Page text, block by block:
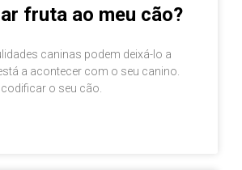
fruta ao meu cão?
caninas podem deixá-lo a
a acontecer com o seu canino.
o seu cão.